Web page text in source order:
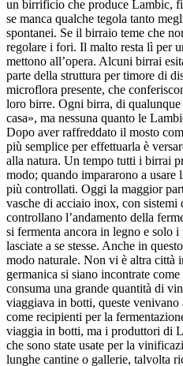
un birrificio che produce Lambic,
se manca qualche tegola tanto
spontanei. Se il birraio teme che
regolare i fori. Il malto resta lì per
mettono all’opera. Alcuni birrai
parte della struttura per timore di
microflora presente, che
loro birre. Ogni birra, di qualunque
casa», ma nessuna quanto le
Dopo aver raffreddato il mosto
più semplice per effettuarla è
alla natura. Un tempo tutti i birrai
modo; quando impararono a
più controllati. Oggi la maggior
vasche di acciaio inox, con sistemi
controllano l’andamento della
si fermenta ancora in legno e solo
lasciate a se stesse. Anche in
modo naturale. Non vi è altra città
germanica si siano incontrate
consuma una grande quantità di
viaggiava in botti, queste venivano
come recipienti per la
viaggia in botti, ma i produttori di
che sono state usate per la
lunghe cantine o gallerie, talvolta